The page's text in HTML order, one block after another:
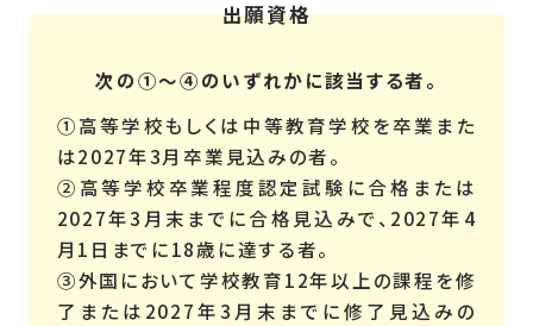
出願資格
次の①〜④のいずれかに該当する者。
①高等学校もしくは中等教育学校を卒業また
は2027年3月卒業見込みの者。
②高等学校卒業程度認定試験に合格または
2027年3月末までに合格見込みで、2027年4
月1日までに18歳に達する者。
③外国において学校教育12年以上の課程を修
了または2027年3月末までに修了見込みの